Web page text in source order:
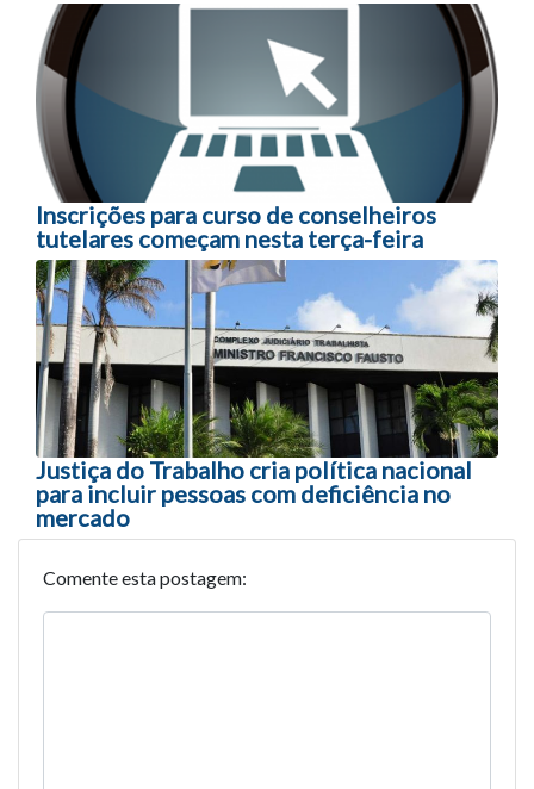
Navegação entre posts
Inscrições para curso de conselheiros
tutelares começam nesta terça-feira
Justiça do Trabalho cria política nacional
para incluir pessoas com deficiência no
mercado
Comente esta postagem: